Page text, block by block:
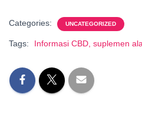
Categories: UNCATEGORIZED
Tags: Informasi CBD, suplemen